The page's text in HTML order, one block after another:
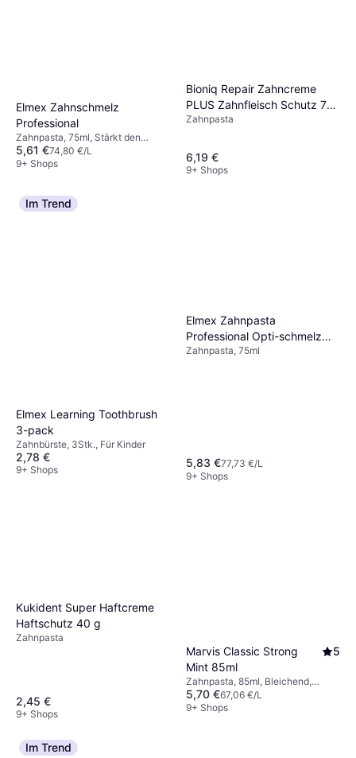
Elmex Zahnschmelz
Professional
Zahnpasta, 75ml, Stärkt den
Zahnschmelz, Für
schmerzempfindliche/sensible
5,61 €74,80 €/L
9+ Shops
Bioniq Repair Zahncreme
PLUS Zahnfleisch Schutz 75
ml
Zahnpasta
6,19 €
9+ Shops
Im Trend
Elmex Learning Toothbrush
3-pack
Zahnbürste, 3Stk., Für Kinder
2,78 €
9+ Shops
Elmex Zahnpasta
Professional Opti-schmelz
Versiegelung & Stärkung
Zahnpasta, 75ml
5,83 €77,73 €/L
9+ Shops
Kukident Super Haftcreme
Haftschutz 40 g
Zahnpasta
2,45 €
9+ Shops
Marvis Classic Strong
Mint 85ml
5
Zahnpasta, 85ml, Bleichend,
Aromatisiert
5,70 €67,06 €/L
9+ Shops
Im Trend